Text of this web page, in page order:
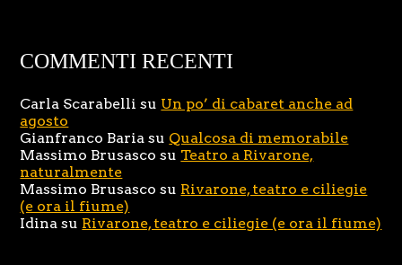
COMMENTI RECENTI
Carla Scarabelli su Un po’ di cabaret anche ad
agosto
Gianfranco Baria su Qualcosa di memorabile
Massimo Brusasco su Teatro a Rivarone,
naturalmente
Massimo Brusasco su Rivarone, teatro e ciliegie
(e ora il fiume)
Idina su Rivarone, teatro e ciliegie (e ora il fiume)